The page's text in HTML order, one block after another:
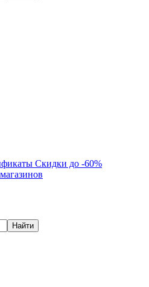
Скидки до -60%
Найти